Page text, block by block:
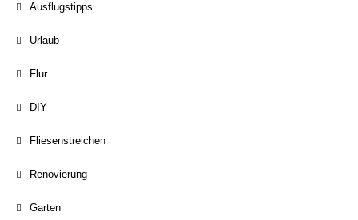
Ausflugstipps
Urlaub
Flur
DIY
Fliesenstreichen
Renovierung
Garten